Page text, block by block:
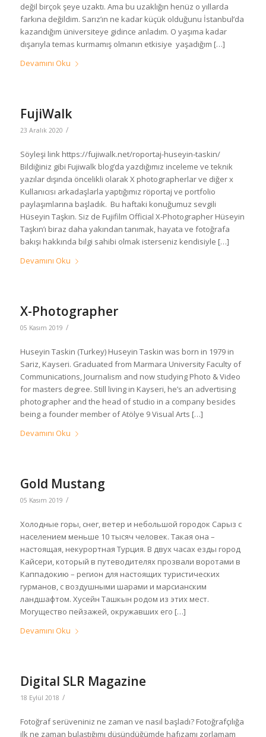
değil birçok şeye uzaktı. Ama bu uzaklığın henüz o yıllarda
farkına değildim. Sarız’ın ne kadar küçük olduğunu İstanbul’da
kazandığım üniversiteye gidince anladım. O yaşıma kadar
dışarıyla temas kurmamış olmanın etkisiye yaşadığım […]
Devamını Oku
FujiWalk
23 Aralık 2020 /
Söyleşi link https://fujiwalk.net/roportaj-huseyin-taskin/
Bildiğiniz gibi Fujiwalk blog’da yazdığımız inceleme ve teknik
yazılar dışında öncelikli olarak X photographerlar ve diğer x
Kullanıcısı arkadaşlarla yaptığımız röportaj ve portfolio
paylaşımlarına başladık. Bu haftaki konuğumuz sevgili
Hüseyin Taşkın. Siz de Fujifilm Official X-Photographer Hüseyin
Taşkın’ı biraz daha yakından tanımak, hayata ve fotoğrafa
bakışı hakkında bilgi sahibi olmak isterseniz kendisiyle […]
Devamını Oku
X-Photographer
05 Kasım 2019 /
Huseyin Taskin (Turkey) Huseyin Taskin was born in 1979 in
Sariz, Kayseri. Graduated from Marmara University Faculty of
Communications, Journalism and now studying Photo & Video
for masters degree. Still living in Kayseri, he’s an advertising
photographer and the head of studio in a company besides
being a founder member of Atölye 9 Visual Arts […]
Devamını Oku
Gold Mustang
05 Kasım 2019 /
Холодные горы, снег, ветер и небольшой городок Сарыз с
населением меньше 10 тысяч человек. Такая она –
настоящая, некурортная Турция. В двух часах езды город
Кайсери, который в путеводителях прозвали воротами в
Каппадокию – регион для настоящих туристических
гурманов, с воздушными шарами и марсианским
ландшафтом. Хусейн Ташкын родом из этих мест.
Могущество пейзажей, окружавших его […]
Devamını Oku
Digital SLR Magazine
18 Eylül 2018 /
Fotoğraf serüveniniz ne zaman ve nasıl başladı? Fotoğrafçılığa
ilk ne zaman bulaştığımı düşündüğümde hafızamı zorlamam